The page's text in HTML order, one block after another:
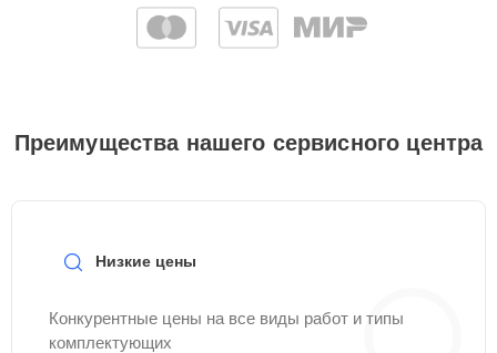
Преимущества нашего сервисного центра
Низкие цены
Конкурентные цены на все виды работ и типы
комплектующих